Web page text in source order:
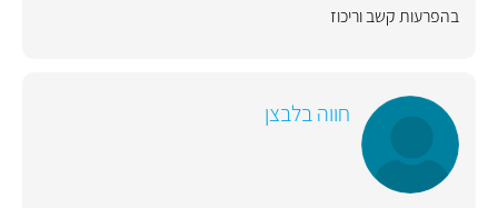
בהפרעות קשב וריכוז
חווה בלבצן